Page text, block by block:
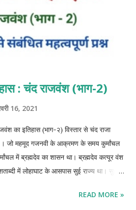
: चंद राजवंश (भाग-2)
16, 2021
का इतिहास (भाग-२) विस्तार से चंद राजा
जो महमूद गजनवी के आक्रमण के समय कुर्मांचल
में ब्रह्मदेव का शासन था। ब्रह्मदेव कत्यूर वंश
में लोहाघाट के आसपास सुई राज्य था। सुई
इलाहाबाद के निकट झूंसी से आया था। चंद
READ MORE »